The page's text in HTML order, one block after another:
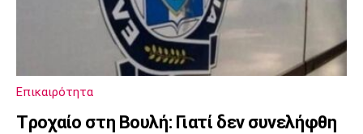
Επικαιρότητα
Tροχαίο στη Βουλή: Γιατί δεν συνελήφθη